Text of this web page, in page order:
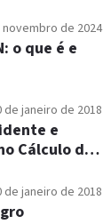
novembro de 2024
o que é e
de janeiro de 2018
e
Cálculo da
de janeiro de 2018